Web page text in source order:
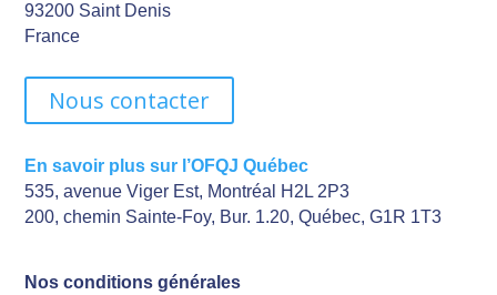
93200 Saint Denis
France
Nous contacter
En savoir plus sur l’OFQJ Québec
535, avenue Viger Est, Montréal H2L 2P3
200, chemin Sainte-Foy, Bur. 1.20, Québec, G1R 1T3
Nos conditions générales